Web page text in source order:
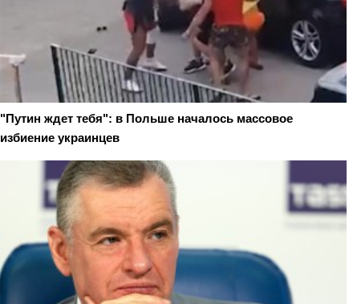
"Путин ждет тебя": в Польше началось массовое
избиение украинцев